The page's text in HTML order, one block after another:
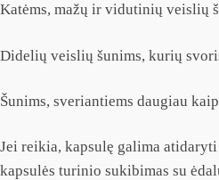
Katėms, mažų ir vidutinių veislių
Didelių veislių šunims, kurių
Šunims, sveriantiems daugiau
Jei reikia, kapsulę galima
kapsulės turinio sukibimas su